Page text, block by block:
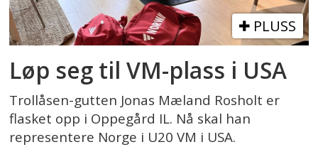
PLUSS
Løp seg til VM-plass i USA
Trollåsen-gutten Jonas Mæland Rosholt er
flasket opp i Oppegård IL. Nå skal han
representere Norge i U20 VM i USA.